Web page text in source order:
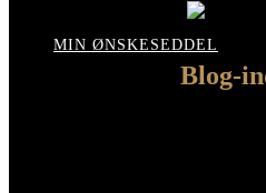
MIN ØNSKESEDDEL
Blog-